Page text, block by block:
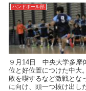
ハンドボール部
９月14日 中央大学多摩
位と好位置につけた中大
敗を喫するなど激戦とな
に向け、頭一つ抜け出し